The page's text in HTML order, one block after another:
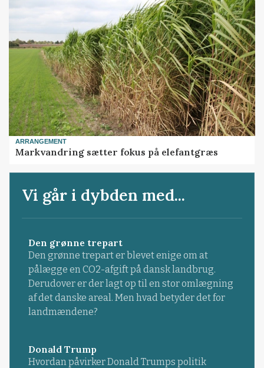
ARRANGEMENT
Markvandring sætter fokus på elefantgræs
Vi går i dybden med...
Den grønne trepart
Den grønne trepart er blevet enige om at
pålægge en CO2-afgift på dansk landbrug.
Derudover er der lagt op til en stor omlægning
af det danske areal. Men hvad betyder det for
landmændene?
Donald Trump
Hvordan påvirker Donald Trumps politik